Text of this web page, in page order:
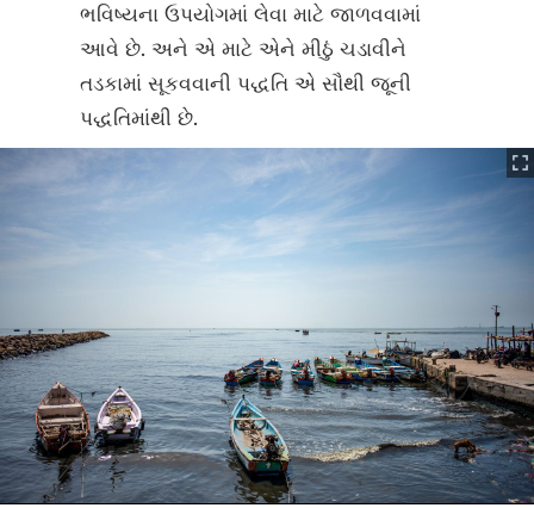
ભવિષ્યના ઉપયોગમાં લેવા માટે જાળવવામાં
આવે છે. અને એ માટે એને મીઠું ચડાવીને
તડકામાં સૂકવવાની પદ્ધતિ એ સૌથી જૂની
પદ્ધતિમાંથી છે.